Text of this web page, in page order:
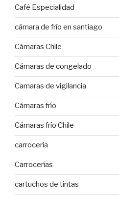
Café Especialidad
cámara de frío en santiago
Cámaras Chile
Cámaras de congelado
Camaras de vigilancia
Cámaras frío
Cámaras frío Chile
carroceria
Carrocerías
cartuchos de tintas